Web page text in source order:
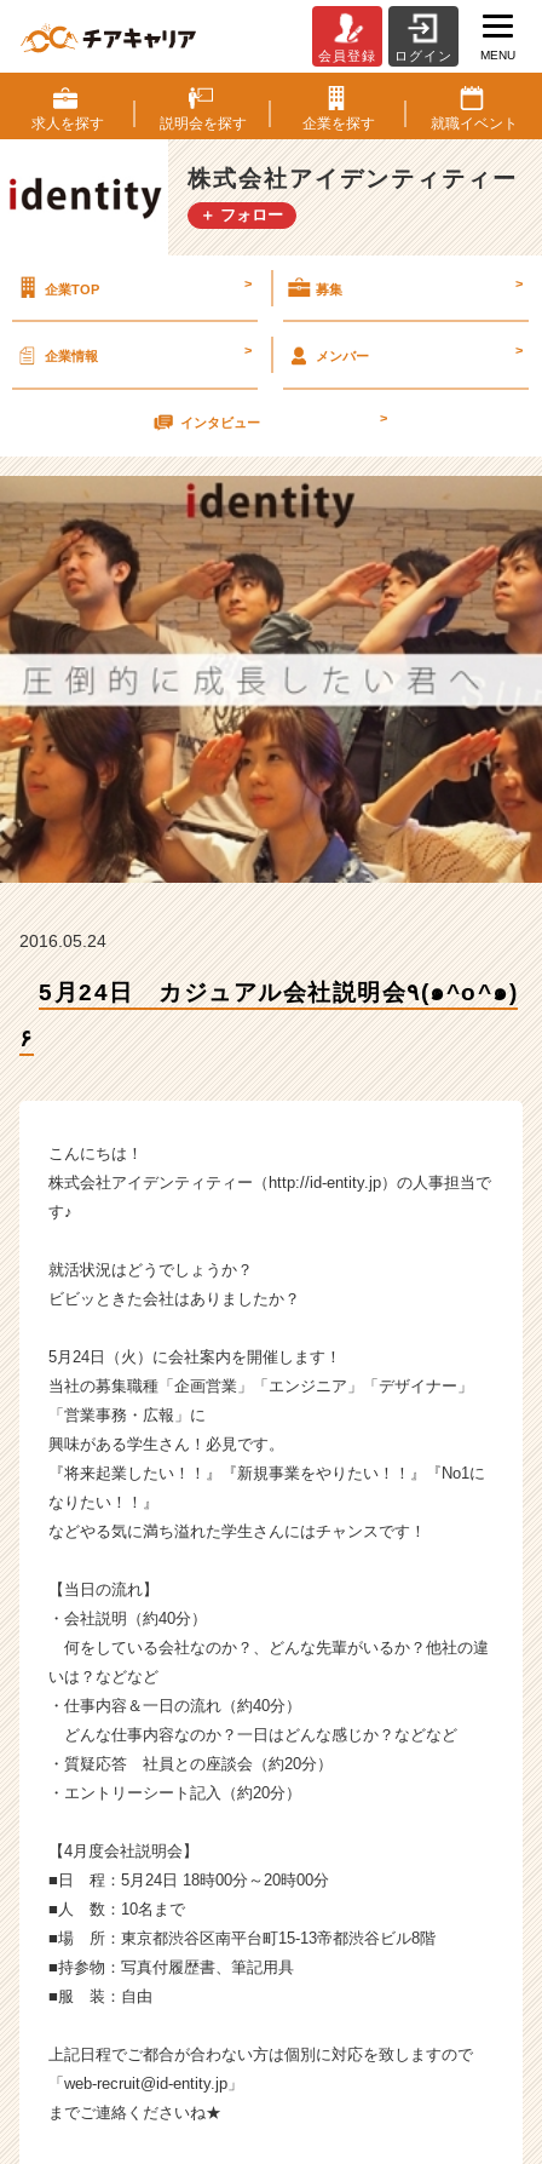
月
2
4
日
カ
ジ
会
明
会
(๑
^
o
^
๑)
۶
【株
式
会
社
ア
イ
ン
テ
テ
タ
イ
ン
ー・
長
業
か
ら
ス
カ
が
活
ト
チ
ア
キ
ア
e
e
a
r
e
会員登録 ログイン MENU
求人を探す 説明会を探す 企業を探す 就職イベント
株式会社アイデンティティー
＋ フォロー
企業TOP > 募集 >
企業情報 > メンバー >
インタビュー >
2016.05.24
5月24日 カジュアル会社説明会٩(๑^o^๑)
۶
こんにちは！
株式会社アイデンティティー（http://id-entity.jp）の人事担当で
す♪
就活状況はどうでしょうか？
ビビッときた会社はありましたか？
5月24日（火）に会社案内を開催します！
当社の募集職種「企画営業」「エンジニア」「デザイナー」
「営業事務・広報」に
興味がある学生さん！必見です。
『将来起業したい！！』『新規事業をやりたい！！』『No1に
なりたい！！』
などやる気に満ち溢れた学生さんにはチャンスです！
【当日の流れ】
・会社説明（約40分）
何をしている会社なのか？、どんな先輩がいるか？他社の違
いは？などなど
・仕事内容＆一日の流れ（約40分）
どんな仕事内容なのか？一日はどんな感じか？などなど
・質疑応答 社員との座談会（約20分）
・エントリーシート記入（約20分）
【4月度会社説明会】
■日 程：5月24日 18時00分～20時00分
■人 数：10名まで
■場 所：東京都渋谷区南平台町15-13帝都渋谷ビル8階
■持参物：写真付履歴書、筆記用具
■服 装：自由
上記日程でご都合が合わない方は個別に対応を致しますので
「web-recruit@id-entity.jp」
までご連絡くださいね★